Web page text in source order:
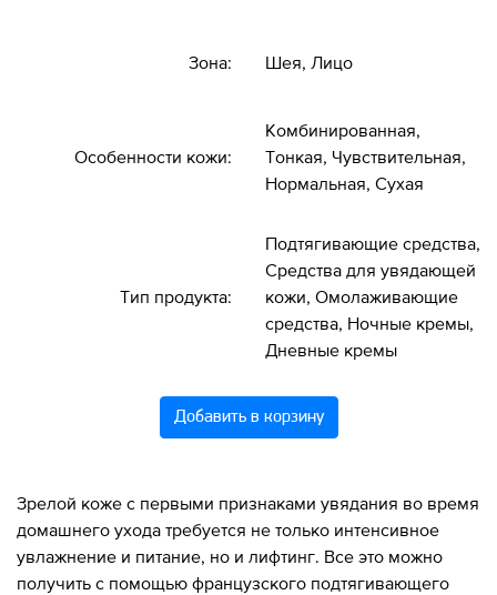
Зона: Шея, Лицо
Особенности кожи:
Комбинированная,
Тонкая, Чувствительная,
Нормальная, Сухая
Тип продукта:
Подтягивающие средства,
Средства для увядающей
кожи, Омолаживающие
средства, Ночные кремы,
Дневные кремы
Добавить в корзину
Зрелой коже с первыми признаками увядания во время
домашнего ухода требуется не только интенсивное
увлажнение и питание, но и лифтинг. Все это можно
получить с помощью французского подтягивающего